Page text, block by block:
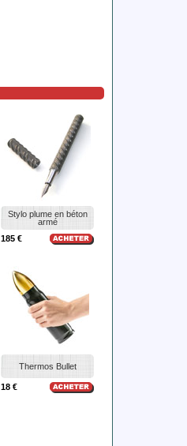
Stylo plume en béton
armé
185 €
Thermos Bullet
18 €